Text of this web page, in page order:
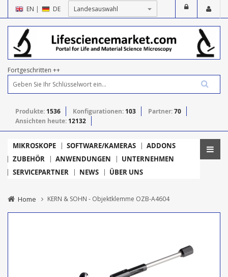
EN | DE
Fortgeschritten ++
Produkte: 1536 Konfigurationen: 103 Partner:70
Ansichten heute: 12132
MIKROSKOPE SOFTWARE/KAMERAS
ADDONS
ZUBEHÖR
ANWENDUNGEN
UNTERNEHMEN
SERVICEPARTNER
NEWS ÜBER UNS
Home KERN & SOHN - Objektklemme OZB-A4604